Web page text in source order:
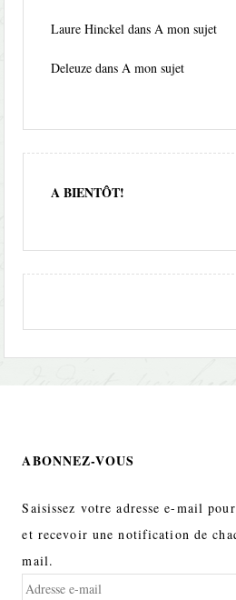
Laure Hinckel dansA mon sujet
Deleuze dansA mon sujet
A BIENTÔT!
ABONNEZ-VOUS
Saisissez votre adresse e-mail
et recevoir une notification de
mail.
Adresse